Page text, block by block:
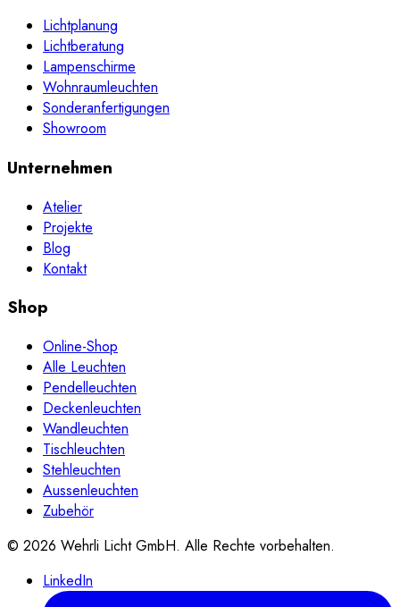
Lichtplanung
Lichtberatung
Lampenschirme
Wohnraumleuchten
Sonderanfertigungen
Showroom
Unternehmen
Atelier
Projekte
Blog
Kontakt
Shop
Online-Shop
Alle Leuchten
Pendelleuchten
Deckenleuchten
Wandleuchten
Tischleuchten
Stehleuchten
Aussenleuchten
Zubehör
© 2026 Wehrli Licht GmbH. Alle Rechte vorbehalten.
LinkedIn